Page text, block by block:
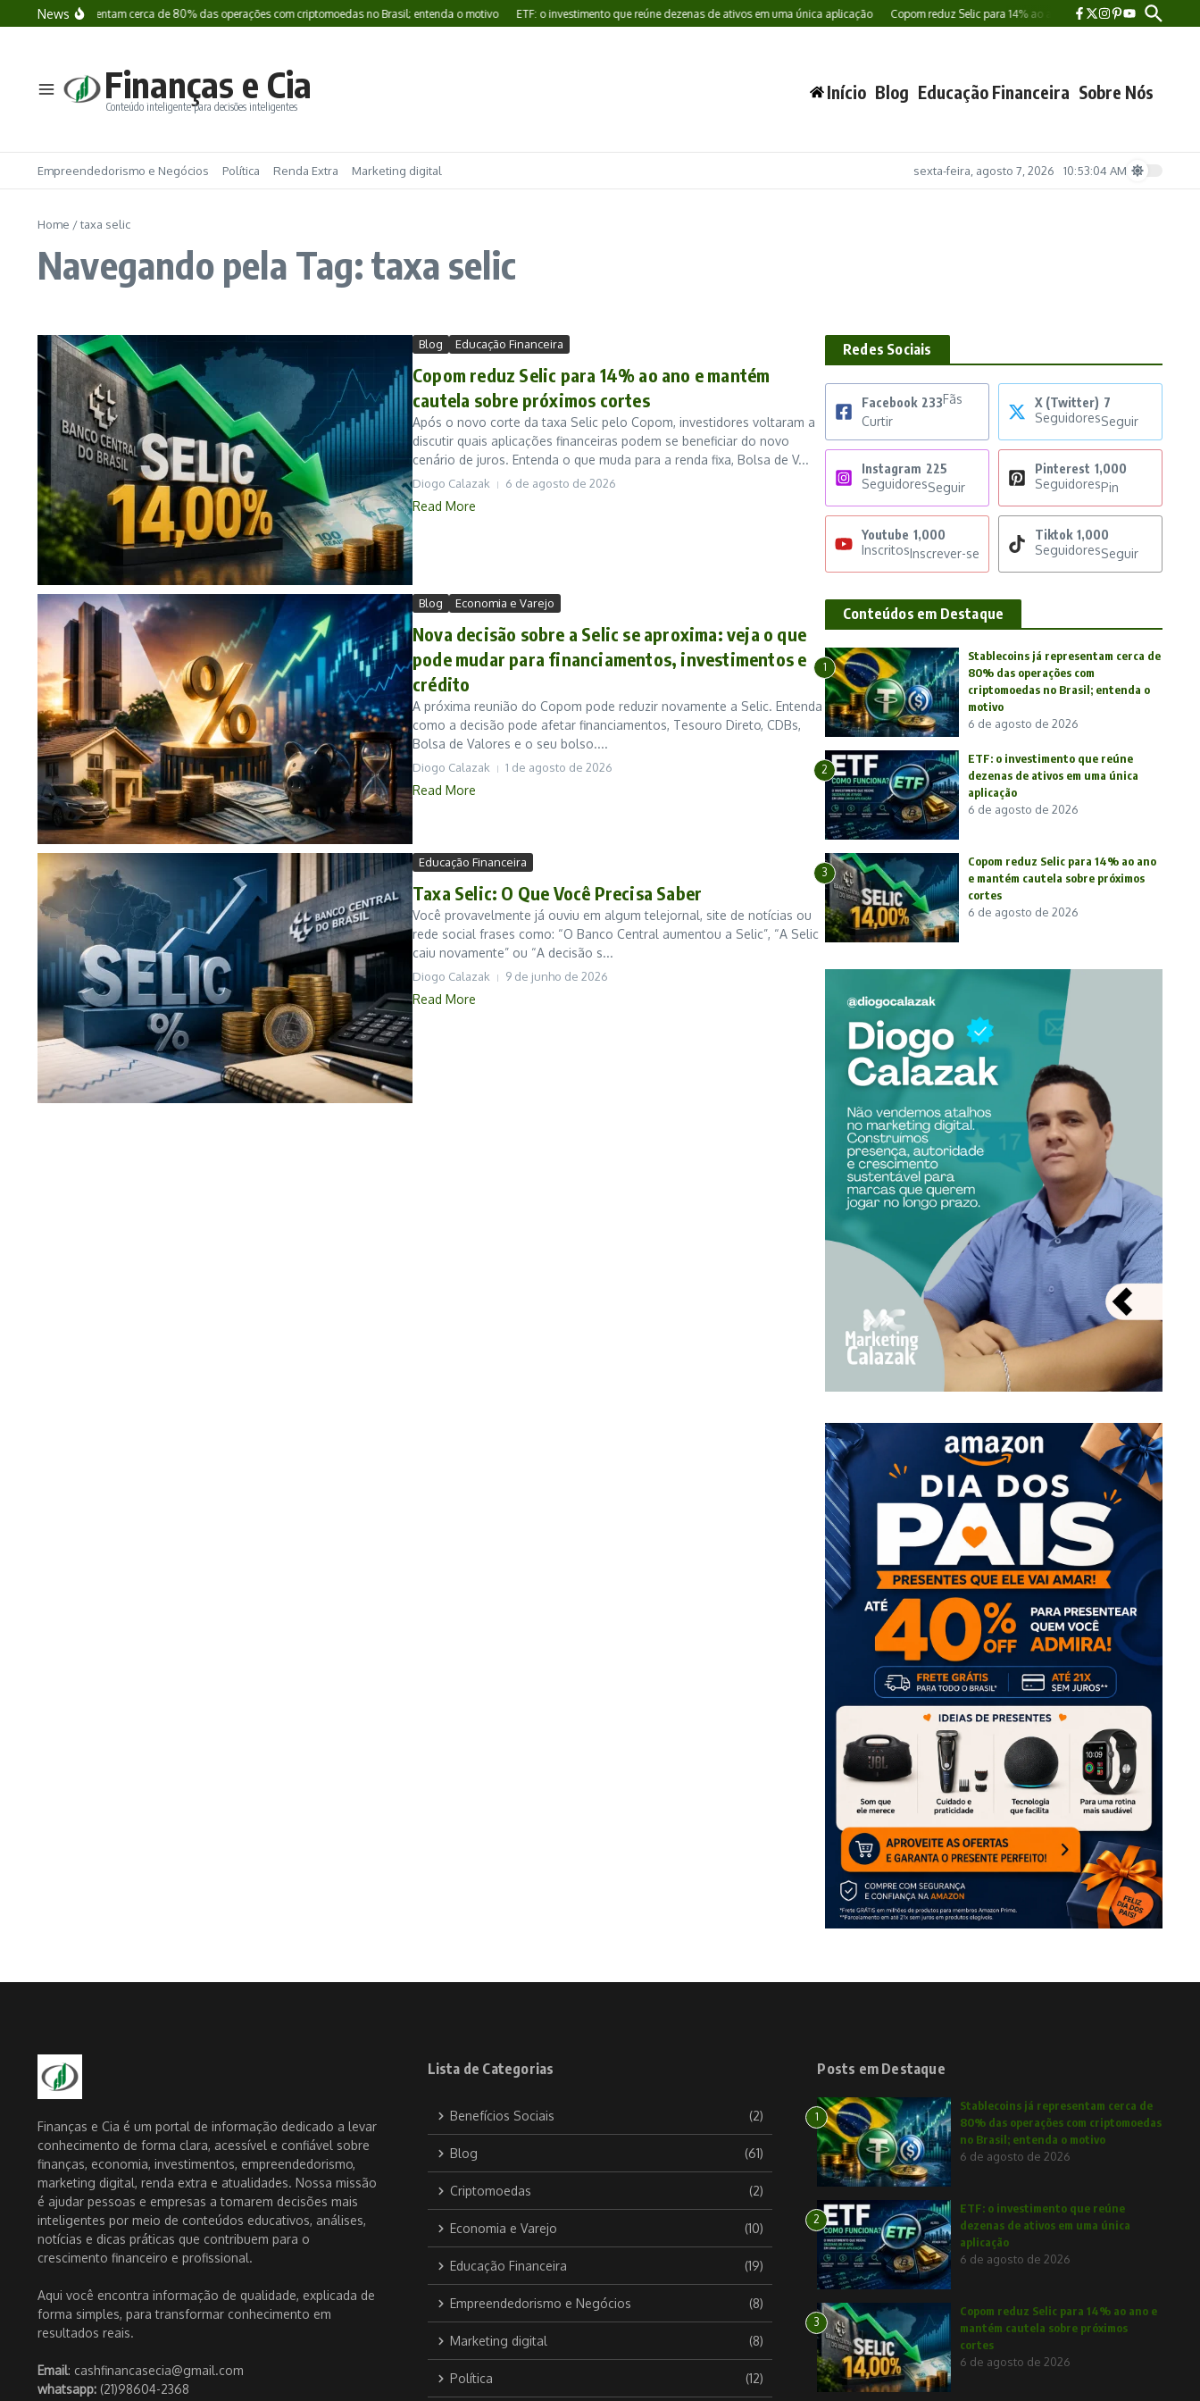
Ir para o conteúdo
News
já representam cerca de 80% das operações com criptomoedas no Brasil; entenda o motivo ETF: o investimento que reúne dezenas de ativos em uma única aplicação Copom reduz Selic para 14% ao ano e mantém cautela sobre
Finanças e Cia
Conteúdo inteligente para decisões inteligentes
Início Blog Educação Financeira Sobre Nós
Empreendedorismo e Negócios Política Renda Extra Marketing digital sexta-feira, agosto 7, 2026 10:53:05 AM
Home /taxa selic
Navegando pela Tag: taxa selic
Blog Educação Financeira
Copom reduz Selic para 14% ao ano e mantém
cautela sobre próximos cortes
Após o novo corte da taxa Selic pelo Copom, investidores voltaram a
discutir quais aplicações financeiras podem se beneficiar do novo
cenário de juros. Entenda o que muda para a renda fixa, Bolsa de V...
Diogo Calazak 6 de agosto de 2026
Read More
Blog Economia e Varejo
Nova decisão sobre a Selic se aproxima: veja o que
pode mudar para financiamentos, investimentos e
crédito
A próxima reunião do Copom pode reduzir novamente a Selic. Entenda
como a decisão pode afetar financiamentos, Tesouro Direto, CDBs,
Bolsa de Valores e o seu bolso....
Diogo Calazak 1 de agosto de 2026
Read More
Educação Financeira
Taxa Selic: O Que Você Precisa Saber
Você provavelmente já ouviu em algum telejornal, site de notícias ou
rede social frases como: “O Banco Central aumentou a Selic”, “A Selic
caiu novamente” ou “A decisão s...
Diogo Calazak 9 de junho de 2026
Read More
Redes Sociais
Facebook 233Fãs
Curtir
X (Twitter) 7
SeguidoresSeguir
Instagram 225
SeguidoresSeguir
Pinterest 1,000
SeguidoresPin
Youtube 1,000
InscritosInscrever-se
Tiktok 1,000
SeguidoresSeguir
Conteúdos em Destaque
1
Stablecoins já representam cerca de
80% das operações com
criptomoedas no Brasil; entenda o
motivo
6 de agosto de 2026
2
ETF: o investimento que reúne
dezenas de ativos em uma única
aplicação
6 de agosto de 2026
3
Copom reduz Selic para 14% ao ano
e mantém cautela sobre próximos
cortes
6 de agosto de 2026
Finanças e Cia é um portal de informação dedicado a levar
conhecimento de forma clara, acessível e confiável sobre
finanças, economia, investimentos, empreendedorismo,
marketing digital, renda extra e atualidades. Nossa missão
é ajudar pessoas e empresas a tomarem decisões mais
inteligentes por meio de conteúdos educativos, análises,
notícias e dicas práticas que contribuem para o
crescimento financeiro e profissional.
Aqui você encontra informação de qualidade, explicada de
forma simples, para transformar conhecimento em
resultados reais.
Email: cashfinancasecia@gmail.com
whatsapp: (21)98604-2368
Lista de Categorias
Benefícios Sociais (2)
Blog (61)
Criptomoedas (2)
Economia e Varejo (10)
Educação Financeira (19)
Empreendedorismo e Negócios (8)
Marketing digital (8)
Política (12)
Posts em Destaque
1
Stablecoins já representam cerca de
80% das operações com criptomoedas
no Brasil; entenda o motivo
6 de agosto de 2026
2
ETF: o investimento que reúne
dezenas de ativos em uma única
aplicação
6 de agosto de 2026
3
Copom reduz Selic para 14% ao ano e
mantém cautela sobre próximos
cortes
6 de agosto de 2026